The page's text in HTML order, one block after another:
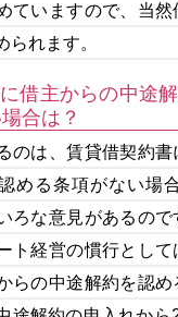
ていますので、当
られます。
借主からの中途
合は？
のは、賃貸借契約書
める条項がない場
ろな意見があるので
ト経営の慣行とし
らの中途解約を認